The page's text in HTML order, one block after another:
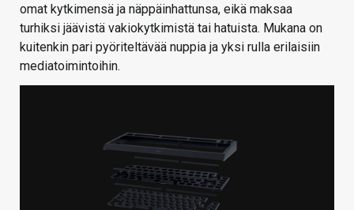
omat kytkimensä ja näppäinhattunsa, eikä maksaa
turhiksi jäävistä vakiokytkimistä tai hatuista. Mukana on
kuitenkin pari pyöriteltävää nuppia ja yksi rulla erilaisiin
mediatoimintoihin.